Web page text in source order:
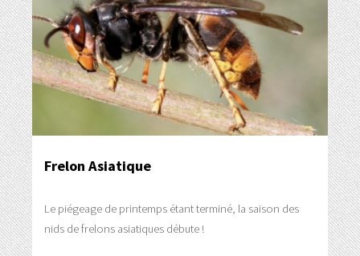
Frelon Asiatique
Le piégeage de printemps étant terminé, la saison des
nids de frelons asiatiques débute !